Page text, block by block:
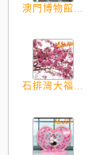
澳門博物館...
石排灣大福...